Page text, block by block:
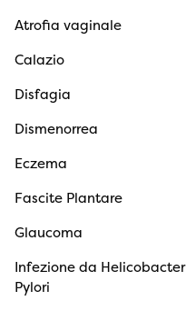
Atrofia vaginale
Calazio
Disfagia
Dismenorrea
Eczema
Fascite Plantare
Glaucoma
Infezione da Helicobacter
Pylori